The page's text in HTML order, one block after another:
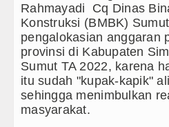
Anak 2026, TP PKK
Kembali Amankan Aset
Dana BOS TA
HIV/AIDS Melalui
Rahmayadi Cq Dinas
Konstruksi (BMBK)
pengalokasian anggaran
provinsi di Kabupaten
Sumut TA 2022, karena
itu sudah "kupak-kapik"
sehingga menimbulkan
masyarakat.